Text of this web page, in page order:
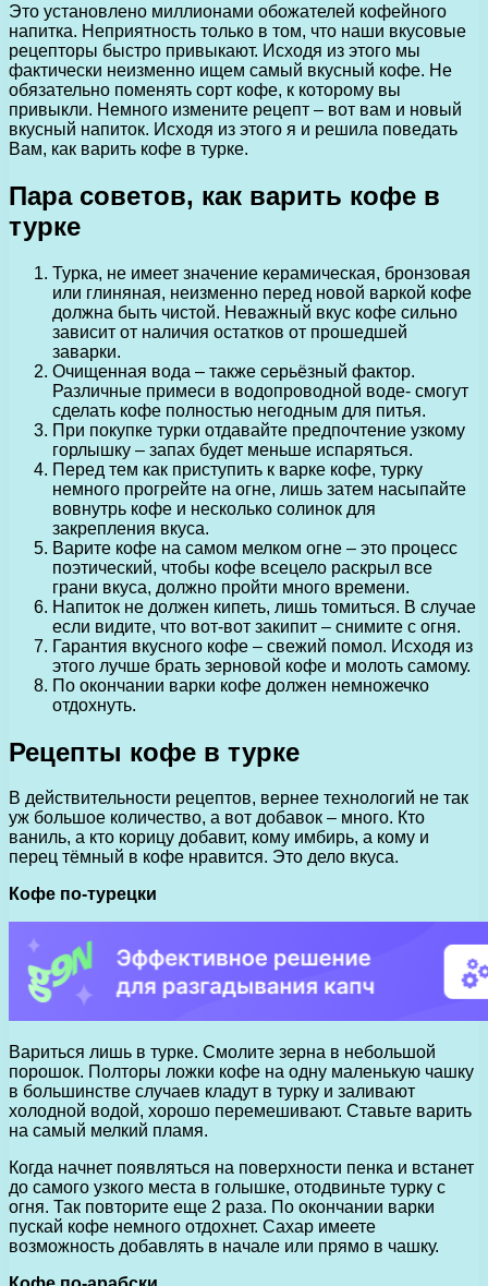
Это установлено миллионами обожателей кофейного
напитка. Неприятность только в том, что наши вкусовые
рецепторы быстро привыкают. Исходя из этого мы
фактически неизменно ищем самый вкусный кофе. Не
обязательно поменять сорт кофе, к которому вы
привыкли. Немного измените рецепт – вот вам и новый
вкусный напиток. Исходя из этого я и решила поведать
Вам, как варить кофе в турке.
Пара советов, как варить кофе в
турке
Турка, не имеет значение керамическая, бронзовая
или глиняная, неизменно перед новой варкой кофе
должна быть чистой. Неважный вкус кофе сильно
зависит от наличия остатков от прошедшей
заварки.
Очищенная вода – также серьёзный фактор.
Различные примеси в водопроводной воде- смогут
сделать кофе полностью негодным для питья.
При покупке турки отдавайте предпочтение узкому
горлышку – запах будет меньше испаряться.
Перед тем как приступить к варке кофе, турку
немного прогрейте на огне, лишь затем насыпайте
вовнутрь кофе и несколько солинок для
закрепления вкуса.
Варите кофе на самом мелком огне – это процесс
поэтический, чтобы кофе всецело раскрыл все
грани вкуса, должно пройти много времени.
Напиток не должен кипеть, лишь томиться. В случае
если видите, что вот-вот закипит – снимите с огня.
Гарантия вкусного кофе – свежий помол. Исходя из
этого лучше брать зерновой кофе и молоть самому.
По окончании варки кофе должен немножечко
отдохнуть.
Рецепты кофе в турке
В действительности рецептов, вернее технологий не так
уж большое количество, а вот добавок – много. Кто
ваниль, а кто корицу добавит, кому имбирь, а кому и
перец тёмный в кофе нравится. Это дело вкуса.
Кофе по-турецки
Вариться лишь в турке. Смолите зерна в небольшой
порошок. Полторы ложки кофе на одну маленькую чашку
в большинстве случаев кладут в турку и заливают
холодной водой, хорошо перемешивают. Ставьте варить
на самый мелкий пламя.
Когда начнет появляться на поверхности пенка и встанет
до самого узкого места в голышке, отодвиньте турку с
огня. Так повторите еще 2 раза. По окончании варки
пускай кофе немного отдохнет. Сахар имеете
возможность добавлять в начале или прямо в чашку.